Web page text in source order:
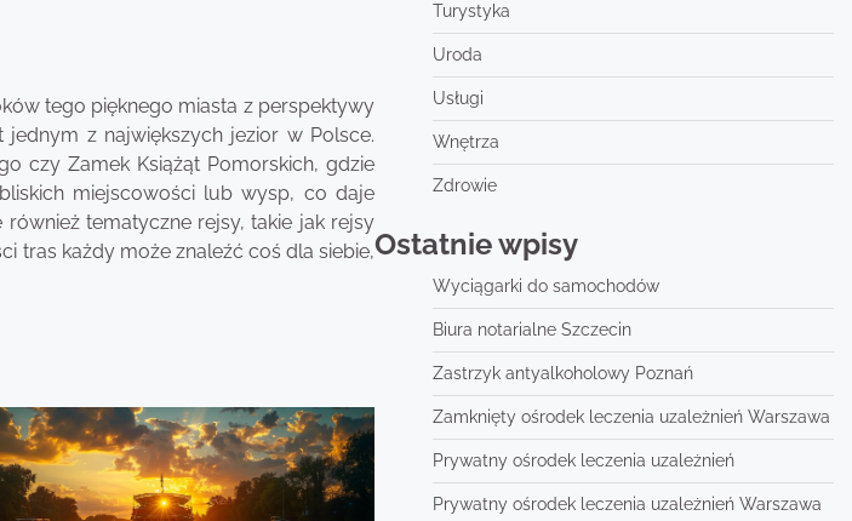
tego pięknego miasta z perspektywy
z największych jezior w Polsce.
czy Zamek Książąt Pomorskich, gdzie
miejscowości lub wysp, co daje
tematyczne rejsy, takie jak rejsy
tras każdy może znaleźć coś dla siebie,
Turystyka
Uroda
Usługi
Wnętrza
Zdrowie
Ostatnie wpisy
Wyciągarki do samochodów
Biura notarialne Szczecin
Zastrzyk antyalkoholowy Poznań
Zamknięty ośrodek leczenia uzależnień Warszawa
Prywatny ośrodek leczenia uzależnień
Prywatny ośrodek leczenia uzależnień Warszawa